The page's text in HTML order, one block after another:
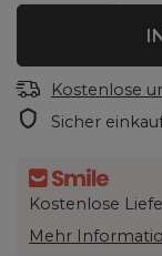
Kostenlose
Sicher
Kostenlose
Mehr